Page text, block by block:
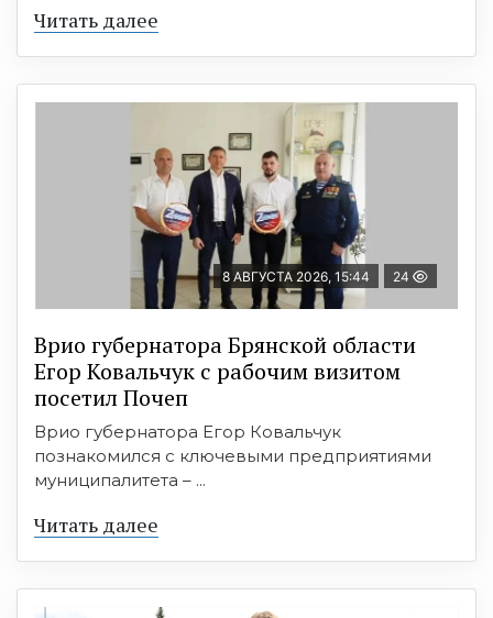
Читать далее
8 АВГУСТА 2026, 15:44 24
Врио губернатора Брянской области
Егор Ковальчук с рабочим визитом
посетил Почеп
Врио губернатора Егор Ковальчук
познакомился с ключевыми предприятиями
муниципалитета – ...
Читать далее